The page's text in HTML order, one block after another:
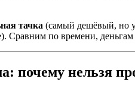
тачка (самый дешёвый, но
Сравним по времени,
почему нельзя